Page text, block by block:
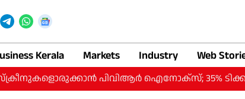
Kerala Markets Industry Web
പിവിആര്‍ ഐനോക്‌സ്; 35% ടിക്കറ്റ്